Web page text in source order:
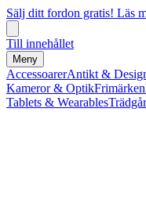
Sälj ditt fordon gratis! Läs
Till innehållet
Meny
AccessoarerAntikt &
Kameror & OptikFrimärken
Tablets & Wearables